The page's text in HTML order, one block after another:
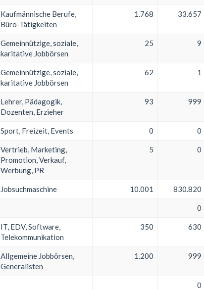
Kaufmännische Berufe,
Büro-Tätigkeiten
1.768 33.657
Gemeinnützige, soziale,
karitative Jobbörsen
25 9
Gemeinnützige, soziale,
karitative Jobbörsen
62 1
Lehrer, Pädagogik,
Dozenten, Erzieher
93 999
Sport, Freizeit, Events 0 0
Vertrieb, Marketing,
Promotion, Verkauf,
Werbung, PR
5 0
Jobsuchmaschine 10.001 830.820
0
IT, EDV, Software,
Telekommunikation
350 630
Allgemeine Jobbörsen,
Generalisten
1.200 999
0